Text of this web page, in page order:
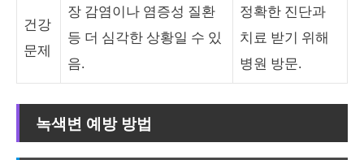
건강
문제
장 감염이나 염증성 질환
등 더 심각한 상황일 수 있
음.
정확한 진단과
치료 받기 위해
병원 방문.
녹색변 예방 방법